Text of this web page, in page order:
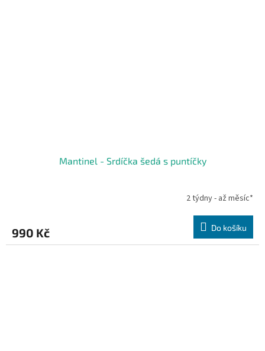
Mantinel - Srdíčka šedá s puntíčky
2 týdny - až měsíc*
990 Kč Do košíku